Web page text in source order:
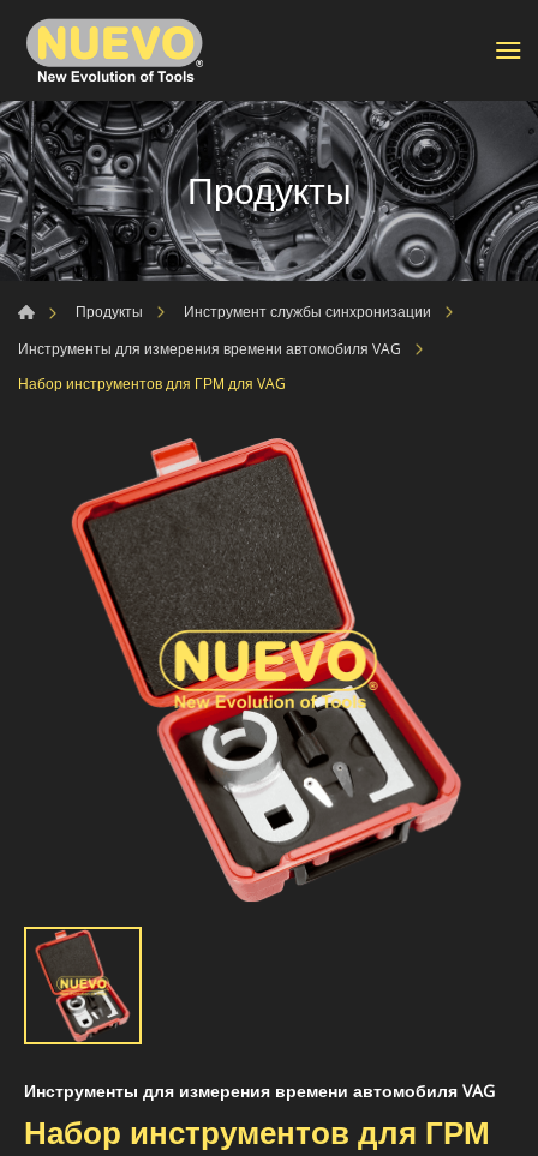
Продукты
Продукты
Инструмент службы синхронизации
Инструменты для измерения времени автомобиля VAG
Набор инструментов для ГРМ для VAG
Инструменты для измерения времени автомобиля VAG
Набор инструментов для ГРМ